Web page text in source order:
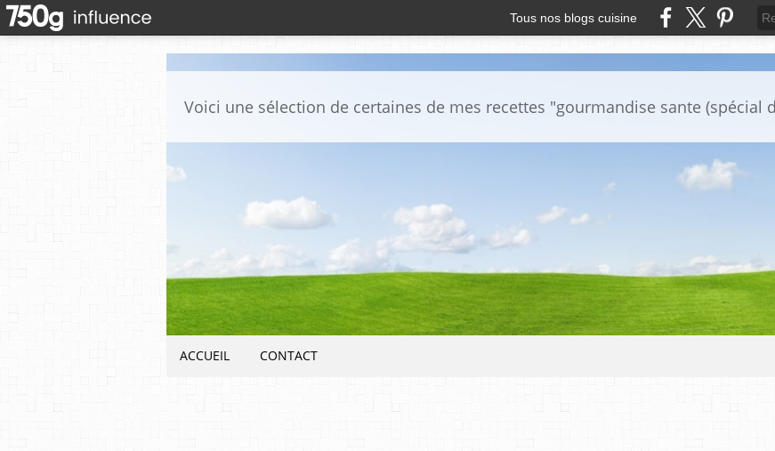
Tous nos blogs cuisine
ACCUEIL CONTACT